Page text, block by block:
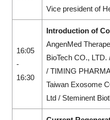
Vice president of
16:05
-
16:30
Introduction of
AngenMed
BioTech CO.,
/ TIMING
Taiwan Exosome
Ltd / Steminent